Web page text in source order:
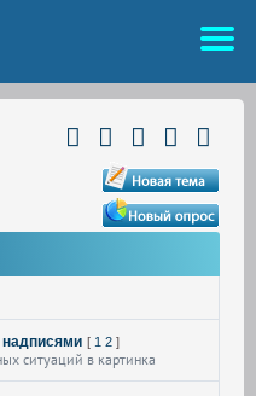
[ 1 2 ]
ситуаций в картинка